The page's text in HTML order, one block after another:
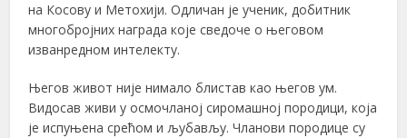
на Косову и Метохији. Одличан је ученик, добитник
многобројних награда које сведоче о његовом
изванредном интелекту.
Његов живот није нимало блистав као његов ум.
Видосав живи у осмочланој сиромашној породици, која
је испуњена срећом и љубављу. Чланови породице су